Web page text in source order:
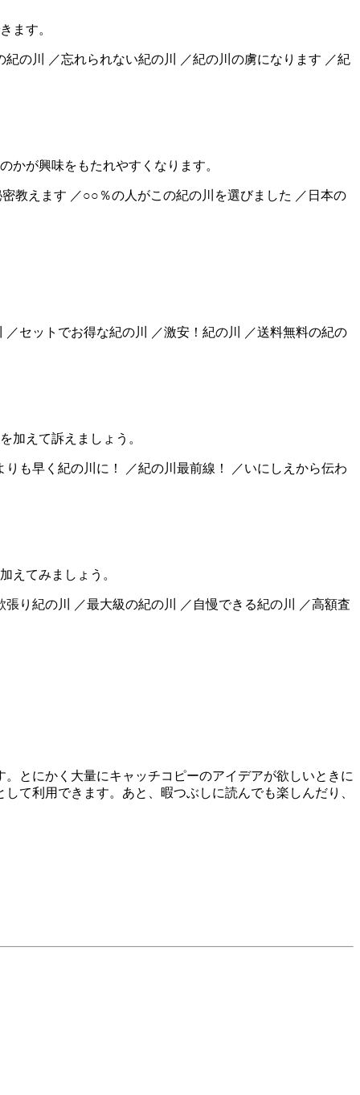
ます。
の川 ／忘れられない紀の川 ／紀の川の虜になります ／紀
かが興味をもたれやすくなります。
教えます ／○○％の人がこの紀の川を選びました ／日本の
セットでお得な紀の川 ／激安！紀の川 ／送料無料の紀の
加えて訴えましょう。
も早く紀の川に！ ／紀の川最前線！ ／いにしえから伝わ
えてみましょう。
り紀の川 ／最大級の紀の川 ／自慢できる紀の川 ／高額査
とにかく大量にキャッチコピーのアイデアが欲しいときに
て利用できます。あと、暇つぶしに読んでも楽しんだり、